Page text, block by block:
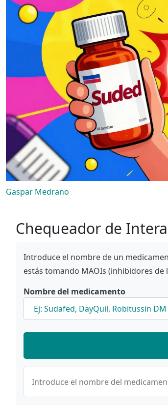
Gaspar Medrano
Chequeador de
Introduce el nombre de un
estás tomando MAOIs (inhibidores de
Nombre del medicamento
Introduce el nombre del